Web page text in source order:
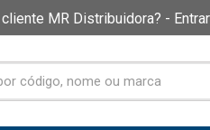
MR Distribuidora? - Entrar